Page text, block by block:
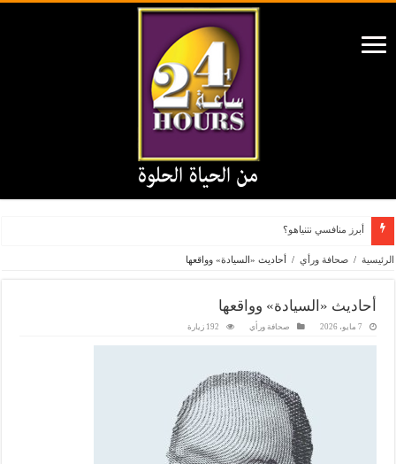
أبرز منافسي نتنياهو؟
الرئيسية / صحافة ورأي / أحاديث «السيادة» وواقعها
أحاديث «السيادة» وواقعها
7 مايو، 2026 صحافة ورأي 192 زيارة